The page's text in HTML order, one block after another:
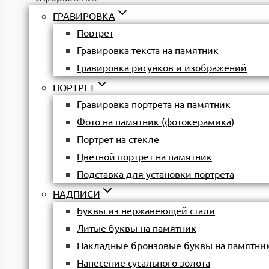
ГРАВИРОВКА
Портрет
Гравировка текста на памятник
Гравировка рисунков и изображений
ПОРТРЕТ
Гравировка портрета на памятник
Фото на памятник (фотокерамика)
Портрет на стекле
Цветной портрет на памятник
Подставка для установки портрета
НАДПИСИ
Буквы из нержавеющей стали
Литые буквы на памятник
Накладные бронзовые буквы на
Нанесение сусального золота